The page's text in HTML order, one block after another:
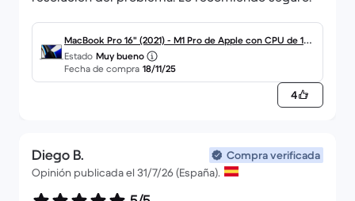
MacBook Pro 16" (2021) - M1 Pro de Apple con CPU de 10
núcleos y GPU de 16 núcleos - 16GB RAM - SSD 512GB - P
antalla estándar - QWERTY - Español
Estado Muy bueno
Fecha de compra 18/11/25
4
Diego B.
Compra verificada
Opinión publicada el 31/7/26 (España).